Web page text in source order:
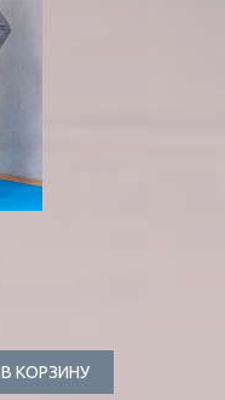
В КОРЗИНУ